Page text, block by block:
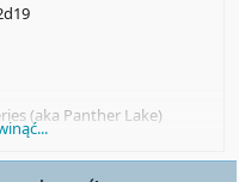
(aka Panther Lake)
Pro II sensor support